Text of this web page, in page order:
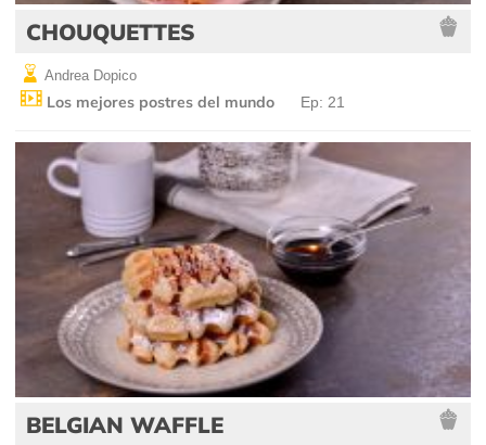
CHOUQUETTES
Andrea Dopico
Los mejores postres del mundo Ep: 21
BELGIAN WAFFLE